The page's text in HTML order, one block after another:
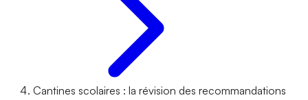
Cantines scolaires : la révision des recommandations